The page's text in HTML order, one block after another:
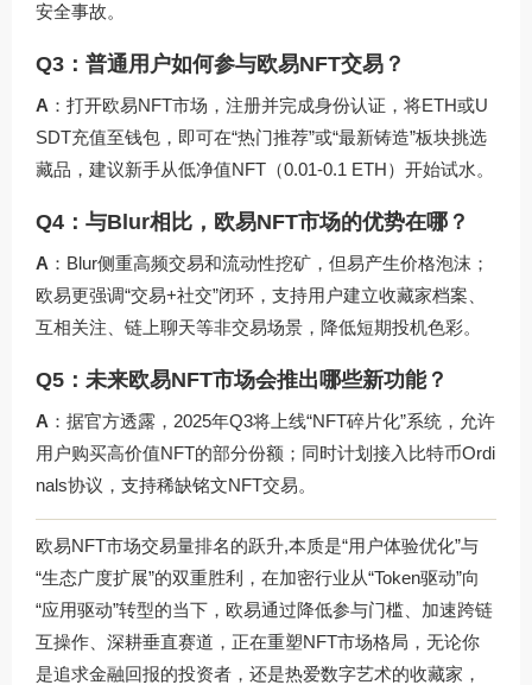
安全事故。
Q3：普通用户如何参与欧易NFT交易？
A ：打开欧易NFT市场 ，注册并完成身份认证，将ETH或U
SDT充值至钱包，即可在“热门推荐”或“最新铸造”板块挑选
藏品，建议新手从低净值NFT（0.01-0.1 ETH）开始试水。
Q4：与Blur相比，欧易NFT市场的优势在哪？
A ：Blur侧重高频交易和流动性挖矿，但易产生价格泡沫；
欧易更强调“交易+社交”闭环，支持用户建立收藏家档案、
互相关注、链上聊天等非交易场景，降低短期投机色彩。
Q5：未来欧易NFT市场会推出哪些新功能？
A ：据官方透露，2025年Q3将上线“NFT碎片化”系统，允许
用户购买高价值NFT的部分份额；同时计划接入比特币Ordi
nals协议，支持稀缺铭文NFT交易。
欧易NFT市场交易量排名的跃升,本质是“用户体验优化”与
“生态广度扩展”的双重胜利，在加密行业从“Token驱动”向
“应用驱动”转型的当下，欧易通过降低参与门槛、加速跨链
互操作、深耕垂直赛道，正在重塑NFT市场格局，无论你
是追求金融回报的投资者，还是热爱数字艺术的收藏家，